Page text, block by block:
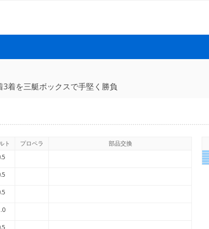
着を三艇ボックスで手堅く勝負
ト プロペラ
部品交換